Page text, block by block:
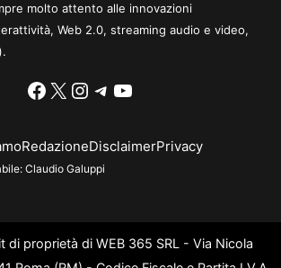
molto attento alle innovazioni
Web 2.0, streaming audio e video,
Facebook
X Instagram
Telegram
YouTube
RedazioneDisclaimerPrivacy
Claudio Galuppi
di proprietà di WEB 365 SRL - Via Nicola